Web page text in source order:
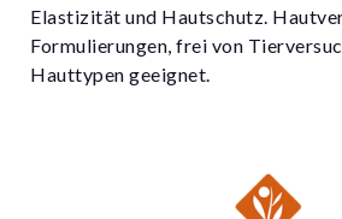
Elastizität und Hautschutz.
Formulierungen, frei von
Hauttypen geeignet.